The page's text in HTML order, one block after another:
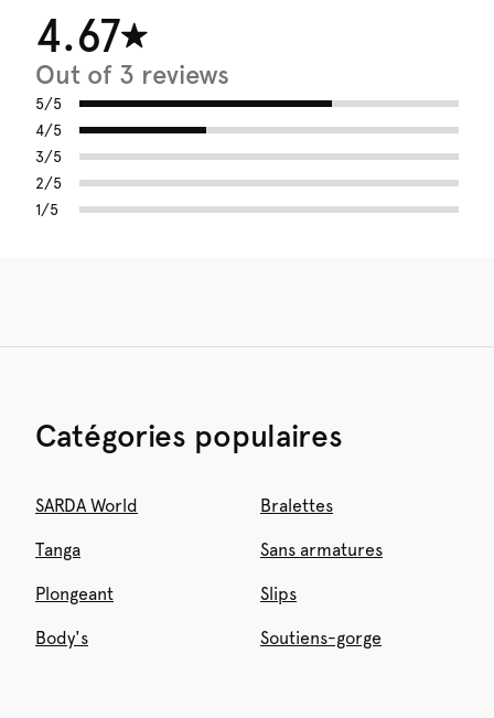
4.67
Out of 3 reviews
5/5
4/5
3/5
2/5
1/5
Catégories populaires
SARDA World Bralettes
Tanga Sans armatures
Plongeant Slips
Body's Soutiens-gorge